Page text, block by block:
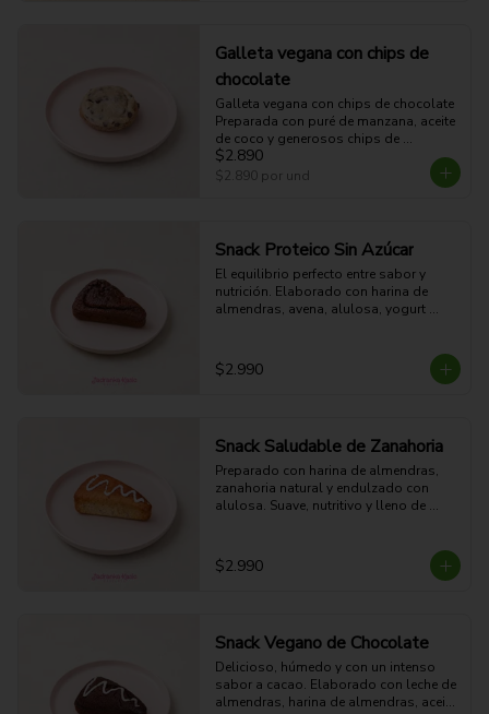
Galleta vegana con chips de
chocolate
Galleta vegana con chips de chocolate
Preparada con puré de manzana, aceite
de coco y generosos chips de
chocolate. Una galleta suave, húmeda
y 100% vegana, perfecta para disfrutar
$2.890
$2.890por und
Snack Proteico Sin Azúcar
El equilibrio perfecto entre sabor y
nutrición. Elaborado con harina de
almendras, avena, alulosa, yogurt
sin azúcar añadida, es ideal para
consumir antes o después del
$2.990
Snack Saludable de Zanahoria
Preparado con harina de almendras,
zanahoria natural y endulzado con
alulosa. Suave, nutritivo y lleno de
azúcar añadida y elaborado con
ingredientes reales.(62g)
$2.990
Snack Vegano de Chocolate
Delicioso, húmedo y con un intenso
sabor a cacao. Elaborado con leche de
almendras, harina de almendras, aceite